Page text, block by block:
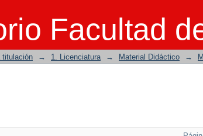
Facultad
titulación → 1. Licenciatura → Material Didáctico →